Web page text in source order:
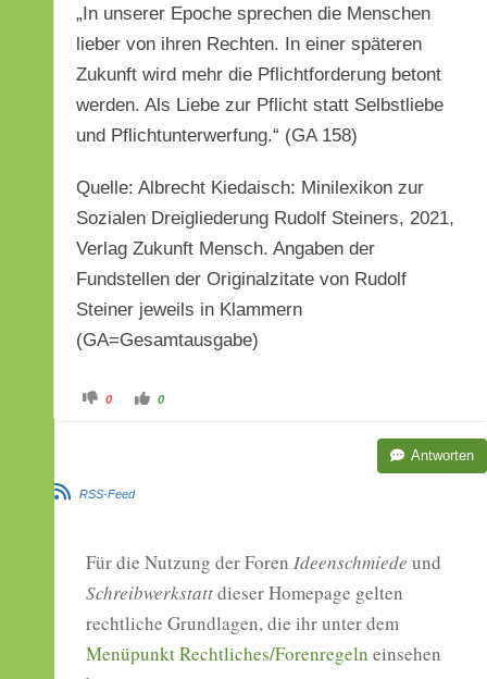
„In unserer Epoche sprechen die Menschen
lieber von ihren Rechten. In einer späteren
Zukunft wird mehr die Pflichtforderung betont
werden. Als Liebe zur Pflicht statt Selbstliebe
und Pflichtunterwerfung.“ (GA 158)
Quelle: Albrecht Kiedaisch: Minilexikon zur
Sozialen Dreigliederung Rudolf Steiners, 2021,
Verlag Zukunft Mensch. Angaben der
Fundstellen der Originalzitate von Rudolf
Steiner jeweils in Klammern
(GA=Gesamtausgabe)
A
n
u
n
a
h
u
0
A
u
n
a
o
0
Antworten
RSS-Feed
Für die Nutzung der Foren Ideenschmiede und
Schreibwerkstattdieser Homepage gelten
rechtliche Grundlagen, die ihr unter dem
Menüpunkt Rechtliches/Forenregeln einsehen